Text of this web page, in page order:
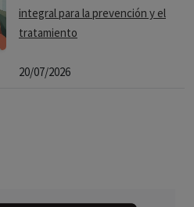
integral para la prevención y el
tratamiento
20/07/2026